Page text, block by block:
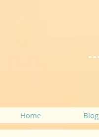
Home Blog